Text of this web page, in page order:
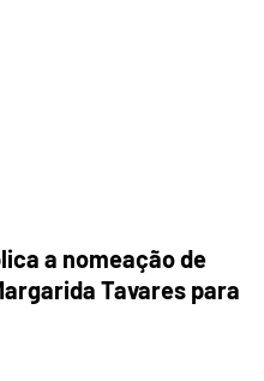
a nomeação de
Tavares para